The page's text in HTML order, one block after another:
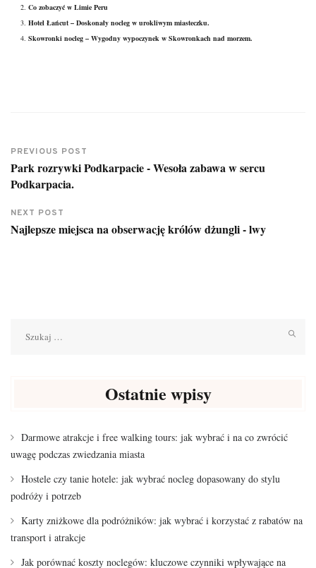
Co zobaczyć w Limie Peru
Hotel Łańcut – Doskonały nocleg w urokliwym miasteczku.
Skowronki nocleg – Wygodny wypoczynek w Skowronkach nad morzem.
PREVIOUS POST
Park rozrywki Podkarpacie - Wesoła zabawa w sercu
Podkarpacia.
NEXT POST
Najlepsze miejsca na obserwację królów dżungli - lwy
Ostatnie wpisy
Darmowe atrakcje i free walking tours: jak wybrać i na co zwrócić
uwagę podczas zwiedzania miasta
Hostele czy tanie hotele: jak wybrać nocleg dopasowany do stylu
podróży i potrzeb
Karty zniżkowe dla podróżników: jak wybrać i korzystać z rabatów na
transport i atrakcje
Jak porównać koszty noclegów: kluczowe czynniki wpływające na